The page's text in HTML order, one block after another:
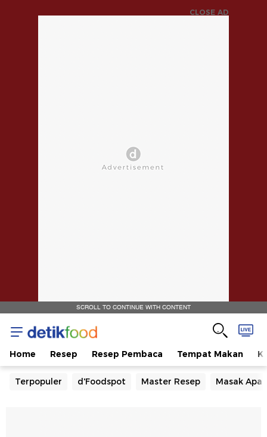
CLOSE AD
SCROLL TO CONTINUE WITH CONTENT
Home Resep Resep Pembaca Tempat Makan
Terpopuler d'Foodspot Master Resep Masak Apa